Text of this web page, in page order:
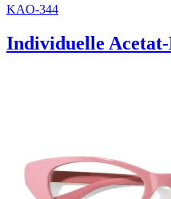
KAO-344
Individuelle